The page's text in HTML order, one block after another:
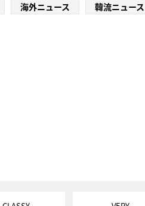
海外ニュース 韓流ニュース